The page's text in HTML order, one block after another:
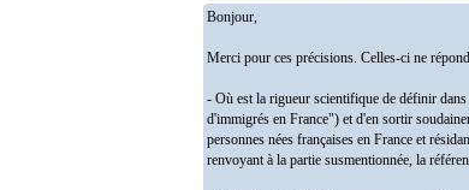
Bonjour,
Merci pour ces précisions. Celles-ci ne
- Où est la rigueur scientifique de définir
d'immigrés en France") et d'en sortir
personnes nées françaises en France et
renvoyant à la partie susmentionnée, la